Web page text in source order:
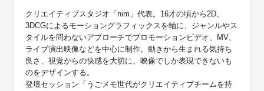
クリエイティブスタジオ「nim」代表。16才の頃から2D、
3DCGによるモーショングラフィックスを軸に、ジャンルやス
タイルを問わないアプローチでプロモーションビデオ、MV、
ライブ演出映像などを中心に制作。動きから生まれる気持ち
良さ、視覚からの快感を大切に、映像でしか表現できないも
のをデザインする。
登壇セッション「うごメモ世代がクリエイティブチームを持